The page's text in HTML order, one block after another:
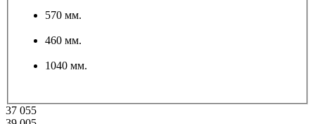
570 мм.
460 мм.
1040 мм.
37 055